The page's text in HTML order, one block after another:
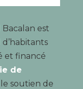
est
et financé
de
le soutien de